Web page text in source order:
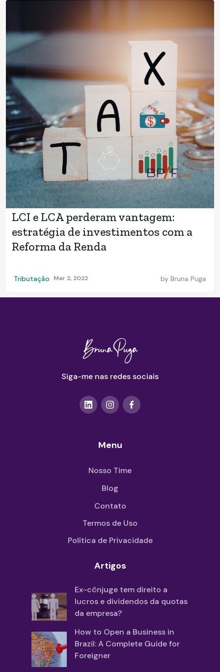
LCI e LCA perderam vantagem:
estratégia de investimentos com a
Reforma da Renda
Tributação Mar 2, 2022 by Bruna Puga
Siga-me nas redes sociais
Menu
Nosso Time
Blog
Contato
Termos de Uso
Política de Privacidade
Artigos
Ex-cônjuge tem direito a
lucros e dividendos da quotas
da empresa?
How to Open a Business in
Brazil: A Complete Guide for
Foreigner